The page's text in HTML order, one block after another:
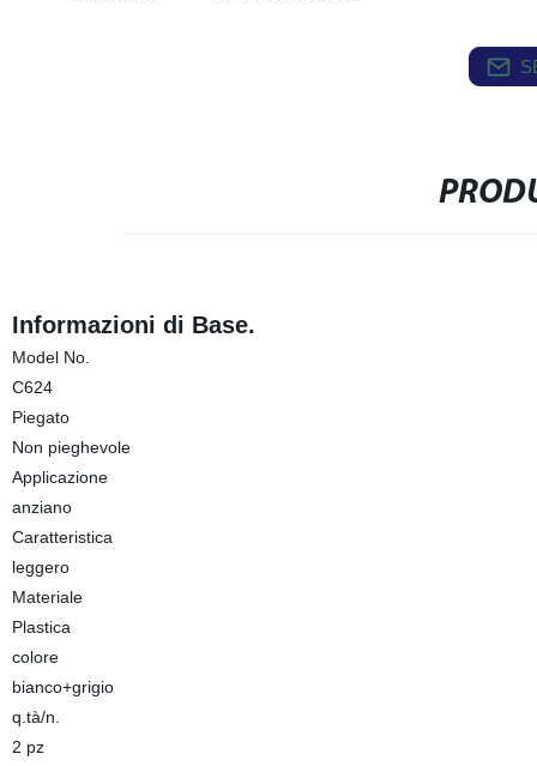
Informazioni di Base.
Model No.
C624
Piegato
Non pieghevole
Applicazione
anziano
Caratteristica
leggero
Materiale
Plastica
colore
bianco+grigio
q.tà/n.
2 pz